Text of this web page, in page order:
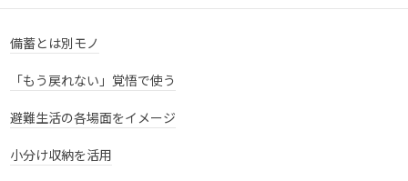
備蓄とは別モノ
「もう戻れない」覚悟で使う
避難生活の各場面をイメージ
小分け収納を活用